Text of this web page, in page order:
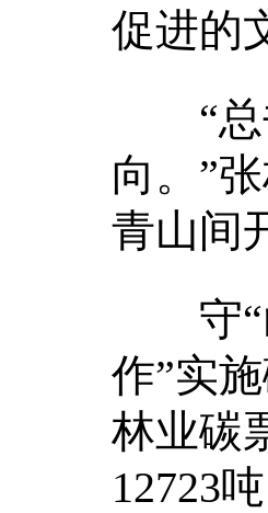
促进的
“总书
向。”
青山间
守“
作”实
林业碳
12723